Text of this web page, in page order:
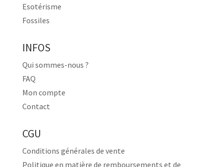
Esotérisme
Fossiles
INFOS
Qui sommes-nous ?
FAQ
Mon compte
Contact
CGU
Conditions générales de vente
Politique en matière de remboursements et de